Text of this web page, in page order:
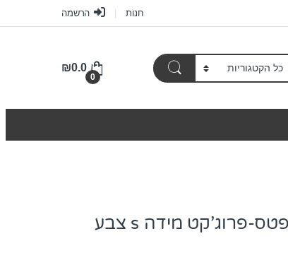
חנות הרשמה
0
₪0.0
מיטה דוחת מים פטס-פרוג’קט מידה s צבע